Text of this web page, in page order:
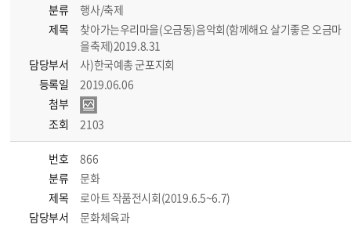
분류
행사/축제
제목
찾아가는우리마을(오금동)음악회(함께해요 살기좋은 오금마
을축제)2019.8.31
담당부서
사)한국예총 군포지회
등록일
2019.06.06
첨부
조회
2103
번호
866
분류
문화
제목
로아트 작품전시회(2019.6.5~6.7)
담당부서
문화체육과